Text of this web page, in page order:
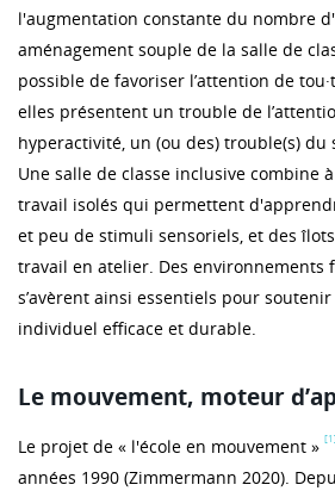
l'augmentation constante du nombre
aménagement souple de la salle de
possible de favoriser l’attention de
elles présentent un trouble de
hyperactivité, un (ou des) trouble(s)
Une salle de classe inclusive combine
travail isolés qui permettent
et peu de stimuli sensoriels, et des
travail en atelier. Des environnements
s’avèrent ainsi essentiels pour
individuel efficace et durable.
Le mouvement, moteur
Le projet de « l'école en mouvement » [1]
années 1990 (Zimmermann 2020).